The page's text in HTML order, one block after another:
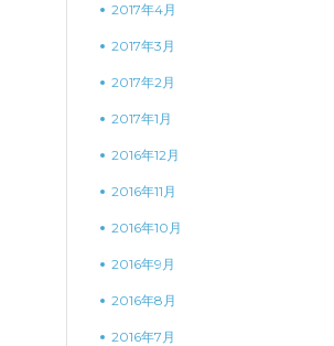
2017年4月
2017年3月
2017年2月
2017年1月
2016年12月
2016年11月
2016年10月
2016年9月
2016年8月
2016年7月